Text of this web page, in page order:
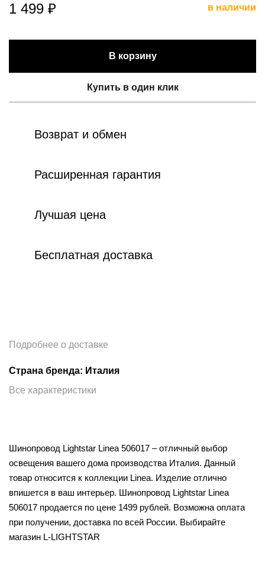
1 499 ₽ в наличии
В корзину
Купить в один клик
Возврат и обмен
Расширенная гарантия
Лучшая цена
Бесплатная доставка
Подробнее о доставке
Страна бренда: Италия
Все характеристики
Шинопровод Lightstar Linea 506017 – отличный выбор
освещения вашего дома производства Италия. Данный
товар относится к коллекции Linea. Изделие отлично
впишется в ваш интерьер. Шинопровод Lightstar Linea
506017 продается по цене 1499 рублей. Возможна оплата
при получении, доставка по всей России. Выбирайте
магазин L-LIGHTSTAR